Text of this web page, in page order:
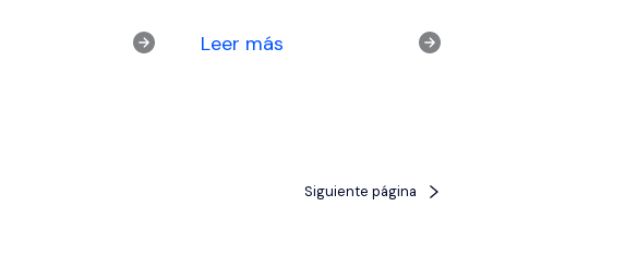
Leer más
Siguiente página